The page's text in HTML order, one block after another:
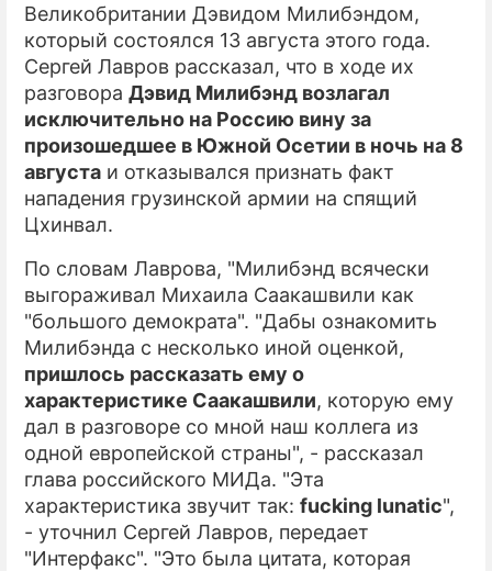
СТИЛЬ ЖИЗНИ
СЕРИАЛЫ
ПРЕСС-РЕЛИЗЫ
О ПРОЕКТЕ
Великобритании Дэвидом Милибэндом,
который состоялся 13 августа этого года.
Сергей Лавров рассказал, что в ходе их
разговора Дэвид Милибэнд возлагал
исключительно на Россию вину за
произошедшее в Южной Осетии в ночь на 8
августа и отказывался признать факт
нападения грузинской армии на спящий
Цхинвал.
По словам Лаврова, "Милибэнд всячески
выгораживал Михаила Саакашвили как
"большого демократа". "Дабы ознакомить
Милибэнда с несколько иной оценкой,
пришлось рассказать ему о
характеристике Саакашвили, которую ему
дал в разговоре со мной наш коллега из
одной европейской страны", - рассказал
глава российского МИДа. "Эта
характеристика звучит так: fucking lunatic",
- уточнил Сергей Лавров, передает
"Интерфакс". "Это была цитата, которая